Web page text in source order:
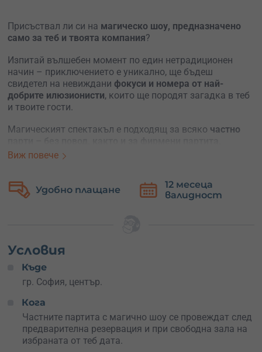
Присъствал ли си на магическо шоу, предназначено
само за теб и твоята компания?
Изпитай вълшебен момент по един нетрадиционен
начин – приключението е уникално, ще бъдеш
свидетел на невиждани фокуси и номера от най-
добрите илюзионисти, които ще породят загадка в теб
и твоите гости.
Магическият спектакъл е подходящ за всяко частно
рождени дни
Магическо шоу с професионален магьосник, чиято
програма включва едни от най-впечатляващите
частни парти?
Заповядай в залата – локацията е гр. София, а
заведението е в идеален център, изключително удобно
и лесно за намиране място.
Ваучерът включвамагически спектакъл с водещи
илюзионисти, в рамките на 60 минути, а на твое
разположение ще бъде цяла зала с включено:
Виж повече
Удобно плащане
12 месеца
валидност
Условия
Къде
гр. София, център.
Кога
Частните партита с магично шоу се провеждат след
предварителна резервация и при свободна зала на
избраната от теб дата.